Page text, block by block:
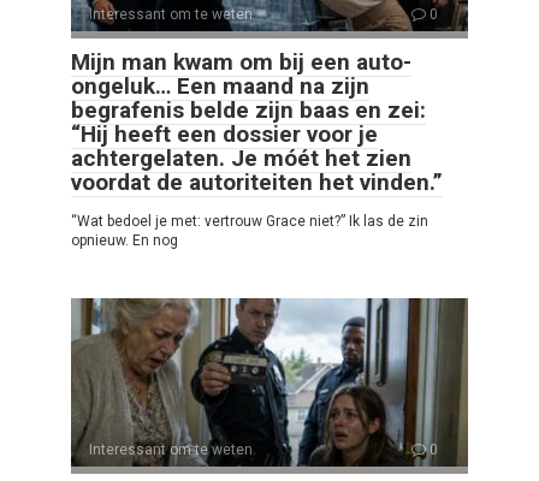
Interessant om te weten 0
Mijn man kwam om bij een auto-
ongeluk… Een maand na zijn
begrafenis belde zijn baas en zei:
“Hij heeft een dossier voor je
achtergelaten. Je móét het zien
voordat de autoriteiten het vinden.”
“Wat bedoel je met: vertrouw Grace niet?” Ik las de zin
opnieuw. En nog
Interessant om te weten 0